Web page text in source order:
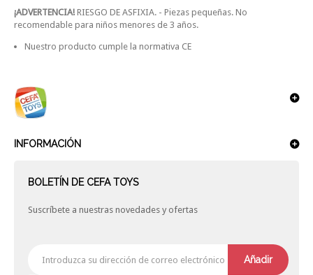
¡ADVERTENCIA! RIESGO DE ASFIXIA. - Piezas pequeñas. No
recomendable para niños menores de 3 años.
Nuestro producto cumple la normativa CE
INFORMACIÓN
BOLETÍN DE CEFA TOYS
Suscríbete a nuestras novedades y ofertas
Añadir